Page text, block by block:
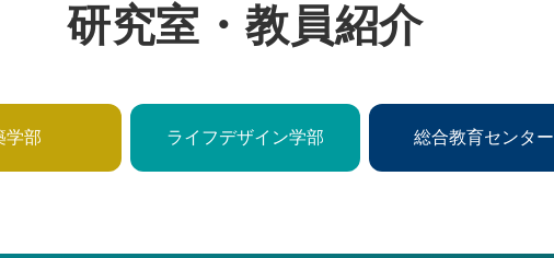
研究室・教員紹介
学部 ライフデザイン学部 総合教育センター